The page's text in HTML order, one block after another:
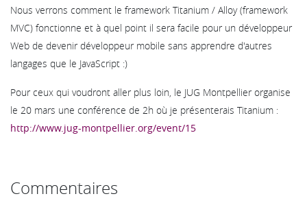
Nous verrons comment le framework Titanium / Alloy (framework
MVC) fonctionne et à quel point il sera facile pour un développeur
Web de devenir développeur mobile sans apprendre d'autres
langages que le JavaScript :)
Pour ceux qui voudront aller plus loin, le JUG Montpellier organise
le 20 mars une conférence de 2h où je présenterais Titanium :
http://www.jug-montpellier.org/event/15
Commentaires